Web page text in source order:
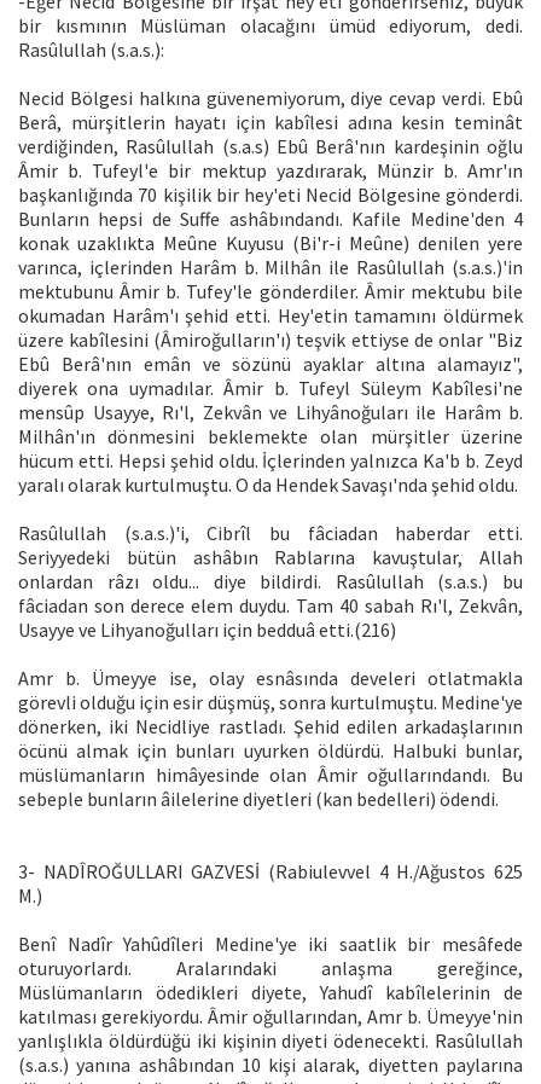
bir kısmının Müslüman olacağını ümüd ediyorum, dedi.
Rasûlullah (s.a.s.):
Necid Bölgesi halkına güvenemiyorum, diye cevap verdi. Ebû
Berâ, mürşitlerin hayatı için kabîlesi adına kesin teminât
verdiğinden, Rasûlullah (s.a.s) Ebû Berâ'nın kardeşinin oğlu
Âmir b. Tufeyl'e bir mektup yazdırarak, Münzir b. Amr'ın
başkanlığında 70 kişilik bir hey'eti Necid Bölgesine gönderdi.
Bunların hepsi de Suffe ashâbındandı. Kafile Medine'den 4
konak uzaklıkta Meûne Kuyusu (Bi'r-i Meûne) denilen yere
varınca, içlerinden Harâm b. Milhân ile Rasûlullah (s.a.s.)'in
mektubunu Âmir b. Tufey'le gönderdiler. Âmir mektubu bile
okumadan Harâm'ı şehid etti. Hey'etin tamamını öldürmek
üzere kabîlesini (Âmiroğulların'ı) teşvik ettiyse de onlar "Biz
Ebû Berâ'nın emân ve sözünü ayaklar altına alamayız",
diyerek ona uymadılar. Âmir b. Tufeyl Süleym Kabîlesi'ne
mensûp Usayye, Rı'l, Zekvân ve Lihyânoğuları ile Harâm b.
Milhân'ın dönmesini beklemekte olan mürşitler üzerine
hücum etti. Hepsi şehid oldu. İçlerinden yalnızca Ka'b b. Zeyd
yaralı olarak kurtulmuştu. O da Hendek Savaşı'nda şehid oldu.
Rasûlullah (s.a.s.)'i, Cibrîl bu fâciadan haberdar etti.
Seriyyedeki bütün ashâbın Rablarına kavuştular, Allah
onlardan râzı oldu... diye bildirdi. Rasûlullah (s.a.s.) bu
fâciadan son derece elem duydu. Tam 40 sabah Rı'l, Zekvân,
Usayye ve Lihyanoğulları için bedduâ etti.(216)
Amr b. Ümeyye ise, olay esnâsında develeri otlatmakla
görevli olduğu için esir düşmüş, sonra kurtulmuştu. Medine'ye
dönerken, iki Necidliye rastladı. Şehid edilen arkadaşlarının
öcünü almak için bunları uyurken öldürdü. Halbuki bunlar,
müslümanların himâyesinde olan Âmir oğullarındandı. Bu
sebeple bunların âilelerine diyetleri (kan bedelleri) ödendi.
3- NADÎROĞULLARI GAZVESİ (Rabiulevvel 4 H./Ağustos 625
M.)
Benî Nadîr Yahûdîleri Medine'ye iki saatlik bir mesâfede
oturuyorlardı. Aralarındaki anlaşma gereğince,
Müslümanların ödedikleri diyete, Yahudî kabîlelerinin de
katılması gerekiyordu. Âmir oğullarından, Amr b. Ümeyye'nin
yanlışlıkla öldürdüğü iki kişinin diyeti ödenecekti. Rasûlullah
(s.a.s.) yanına ashâbından 10 kişi alarak, diyetten paylarına